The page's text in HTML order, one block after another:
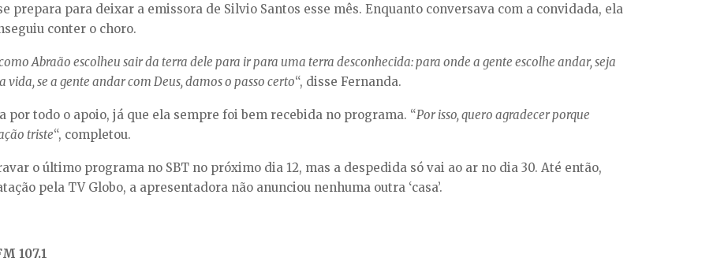
prepara para deixar a emissora de Silvio Santos esse mês. Enquanto conversava com a convidada, ela
conter o choro.
Abraão escolheu sair da terra dele para ir para uma terra desconhecida: para onde a gente escolhe andar, seja
se a gente andar com Deus, damos o passo certo“, disse Fernanda.
por todo o apoio, já que ela sempre foi bem recebida no programa. “Por isso, quero agradecer porque
triste“, completou.
o último programa no SBT no próximo dia 12, mas a despedida só vai ao ar no dia 30. Até então,
pela TV Globo, a apresentadora não anunciou nenhuma outra ‘casa’.
107.1